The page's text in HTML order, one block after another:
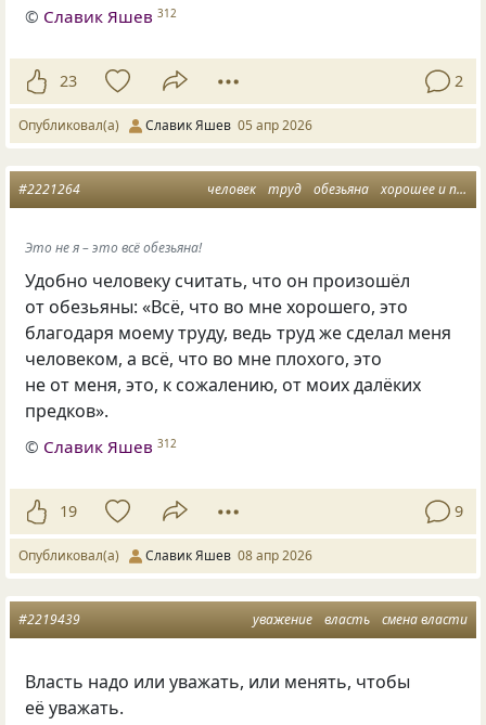
© Славик Яшев 312
23 2
Опубликовал(а) Славик Яшев 05 апр 2026
человек труд обезьяна хорошее и плохое
#2221264
Это не я – это всё обезьяна!
Удобно человеку считать, что он произошёл
от обезьяны: «Всё, что во мне хорошего, это
благодаря моему труду, ведь труд же сделал меня
человеком, а всё, что во мне плохого, это
не от меня, это, к сожалению, от моих далёких
предков».
© Славик Яшев 312
19 9
Опубликовал(а) Славик Яшев 08 апр 2026
уважение власть смена власти
#2219439
Власть надо или уважать, или менять, чтобы
её уважать.